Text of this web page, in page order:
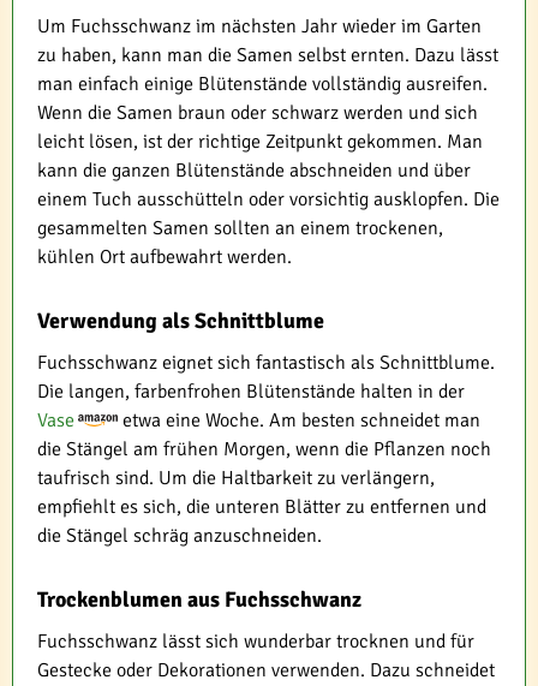
Um Fuchsschwanz im nächsten Jahr wieder im Garten
zu haben, kann man die Samen selbst ernten. Dazu lässt
man einfach einige Blütenstände vollständig ausreifen.
Wenn die Samen braun oder schwarz werden und sich
leicht lösen, ist der richtige Zeitpunkt gekommen. Man
kann die ganzen Blütenstände abschneiden und über
einem Tuch ausschütteln oder vorsichtig ausklopfen. Die
gesammelten Samen sollten an einem trockenen,
kühlen Ort aufbewahrt werden.
Verwendung als Schnittblume
Fuchsschwanz eignet sich fantastisch als Schnittblume.
Die langen, farbenfrohen Blütenstände halten in der
Vase
etwa eine Woche. Am besten schneidet man
die Stängel am frühen Morgen, wenn die Pflanzen noch
taufrisch sind. Um die Haltbarkeit zu verlängern,
empfiehlt es sich, die unteren Blätter zu entfernen und
die Stängel schräg anzuschneiden.
Trockenblumen aus Fuchsschwanz
Fuchsschwanz lässt sich wunderbar trocknen und für
Gestecke oder Dekorationen verwenden. Dazu schneidet